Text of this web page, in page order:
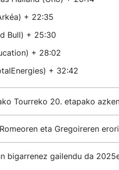
+ 22:35
Bull) + 25:30
+ 28:02
+ 32:42
Tourreko 20. etapako
eta Gregoireren
bigarrenez gailendu da